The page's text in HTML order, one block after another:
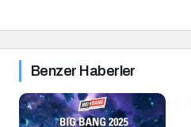
Benzer Haberler